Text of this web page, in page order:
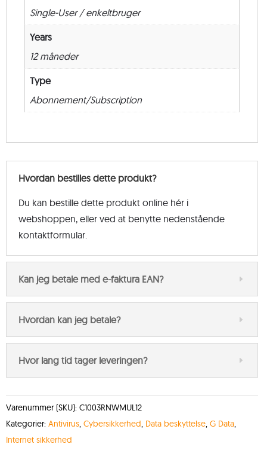
Single-User / enkeltbruger
Years
12 måneder
Type
Abonnement/Subscription
Hvordan bestilles dette produkt?
Du kan bestille dette produkt online hér i
webshoppen, eller ved at benytte nedenstående
kontaktformular.
Kan jeg betale med e-faktura EAN?
Hvordan kan jeg betale?
Hvor lang tid tager leveringen?
Varenummer (SKU): C1003RNWMUL12
Kategorier: Antivirus, Cybersikkerhed, Data beskyttelse, G Data,
Internet sikkerhed